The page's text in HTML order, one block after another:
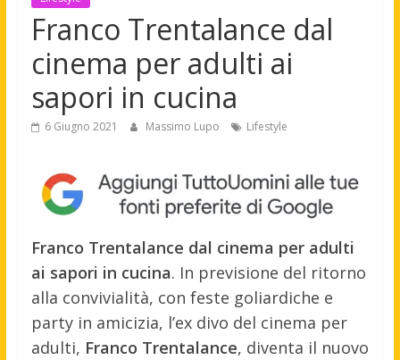
Franco Trentalance dal
cinema per adulti ai
sapori in cucina
6 Giugno 2021 Massimo Lupo Lifestyle
Franco Trentalance dal cinema per adulti
ai sapori in cucina. In previsione del ritorno
alla convivialità, con feste goliardiche e
party in amicizia, l’ex divo del cinema per
adulti, Franco Trentalance, diventa il nuovo